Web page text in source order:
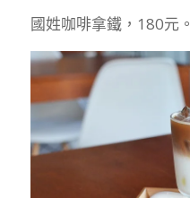
國姓咖啡拿鐵，180元。